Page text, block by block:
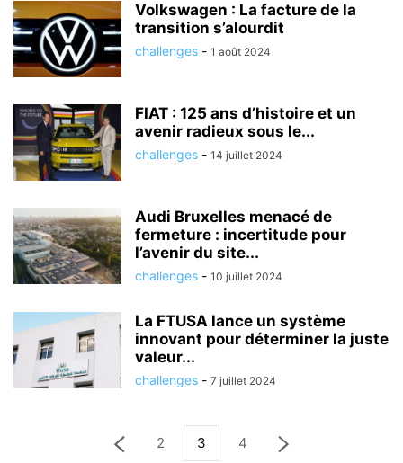
Volkswagen : La facture de la
transition s’alourdit
challenges - 1 août 2024
FIAT : 125 ans d’histoire et un
avenir radieux sous le...
challenges - 14 juillet 2024
Audi Bruxelles menacé de
fermeture : incertitude pour
l’avenir du site...
challenges - 10 juillet 2024
La FTUSA lance un système
innovant pour déterminer la juste
valeur...
challenges - 7 juillet 2024
2 3 4